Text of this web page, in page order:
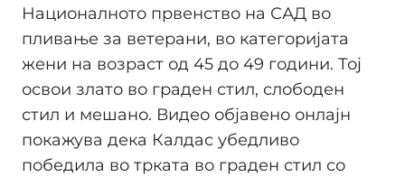
Националното првенство на САД во
пливање за ветерани, во категоријата
жени на возраст од 45 до 49 години. Тој
освои злато во граден стил, слободен
стил и мешано. Видео објавено онлајн
покажува дека Калдас убедливо
победила во трката во граден стил со